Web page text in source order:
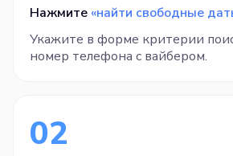
Нажмите «найти свободные
Укажите в форме критерии
номер телефона с вайбером.
02